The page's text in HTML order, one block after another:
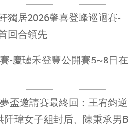
獨居2026肇喜登峰巡迴賽-
回合領先
-慶璉禾登豐公開賽5~8日在
盃邀請賽最終回：王宥鈞逆
瑋女子組封后、陳秉承男B